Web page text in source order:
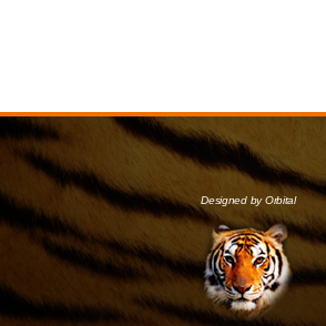
Designed by Orbital